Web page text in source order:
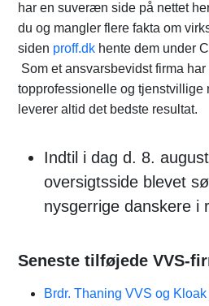
har en suveræn side på nettet
du og mangler flere fakta om
siden proff.dk hente dem under
Som et ansvarsbevidst firma
topprofessionelle og tjenstvillige
leverer altid det bedste resultat.
Indtil i dag d. 8.
oversigtsside blevet
nysgerrige danskere i
Seneste tilføjede VVS-
Brdr. Thaning VVS og Kloak